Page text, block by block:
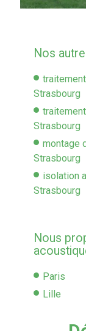
Nos
Strasbourg
Strasbourg
montage
Strasbourg
isolation
Strasbourg
Nous
Paris
Lille